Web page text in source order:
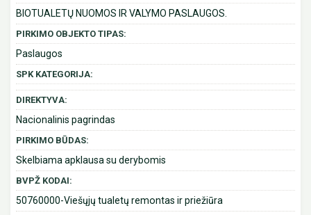
BIOTUALETŲ NUOMOS IR VALYMO PASLAUGOS.
PIRKIMO OBJEKTO TIPAS:
Paslaugos
SPK KATEGORIJA:
DIREKTYVA:
Nacionalinis pagrindas
PIRKIMO BŪDAS:
Skelbiama apklausa su derybomis
BVPŽ KODAI:
50760000-Viešųjų tualetų remontas ir priežiūra